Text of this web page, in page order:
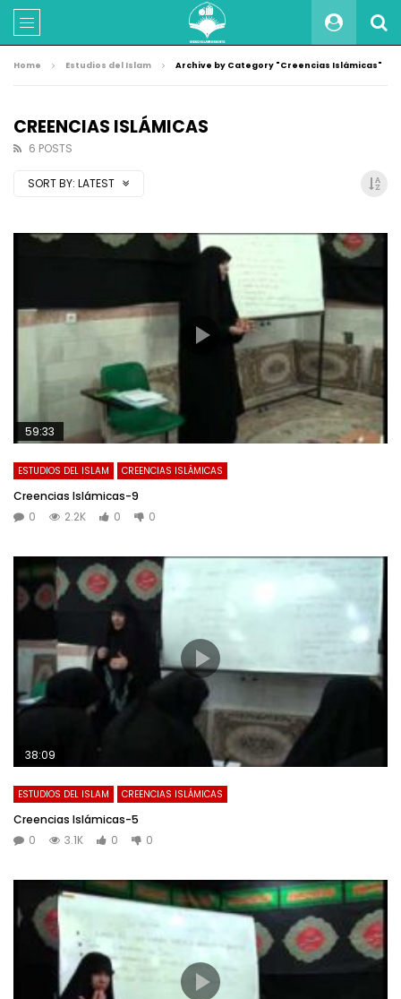
Home Estudios del Islam Archive by Category "Creencias Islámicas"
CREENCIAS ISLÁMICAS
6 POSTS
SORT BY: LATEST
59:33
ESTUDIOS DEL ISLAM CREENCIAS ISLÁMICAS
Creencias Islámicas-9
0
2.2K 0 0
38:09
ESTUDIOS DEL ISLAM CREENCIAS ISLÁMICAS
Creencias Islámicas-5
0
3.1K 0 0